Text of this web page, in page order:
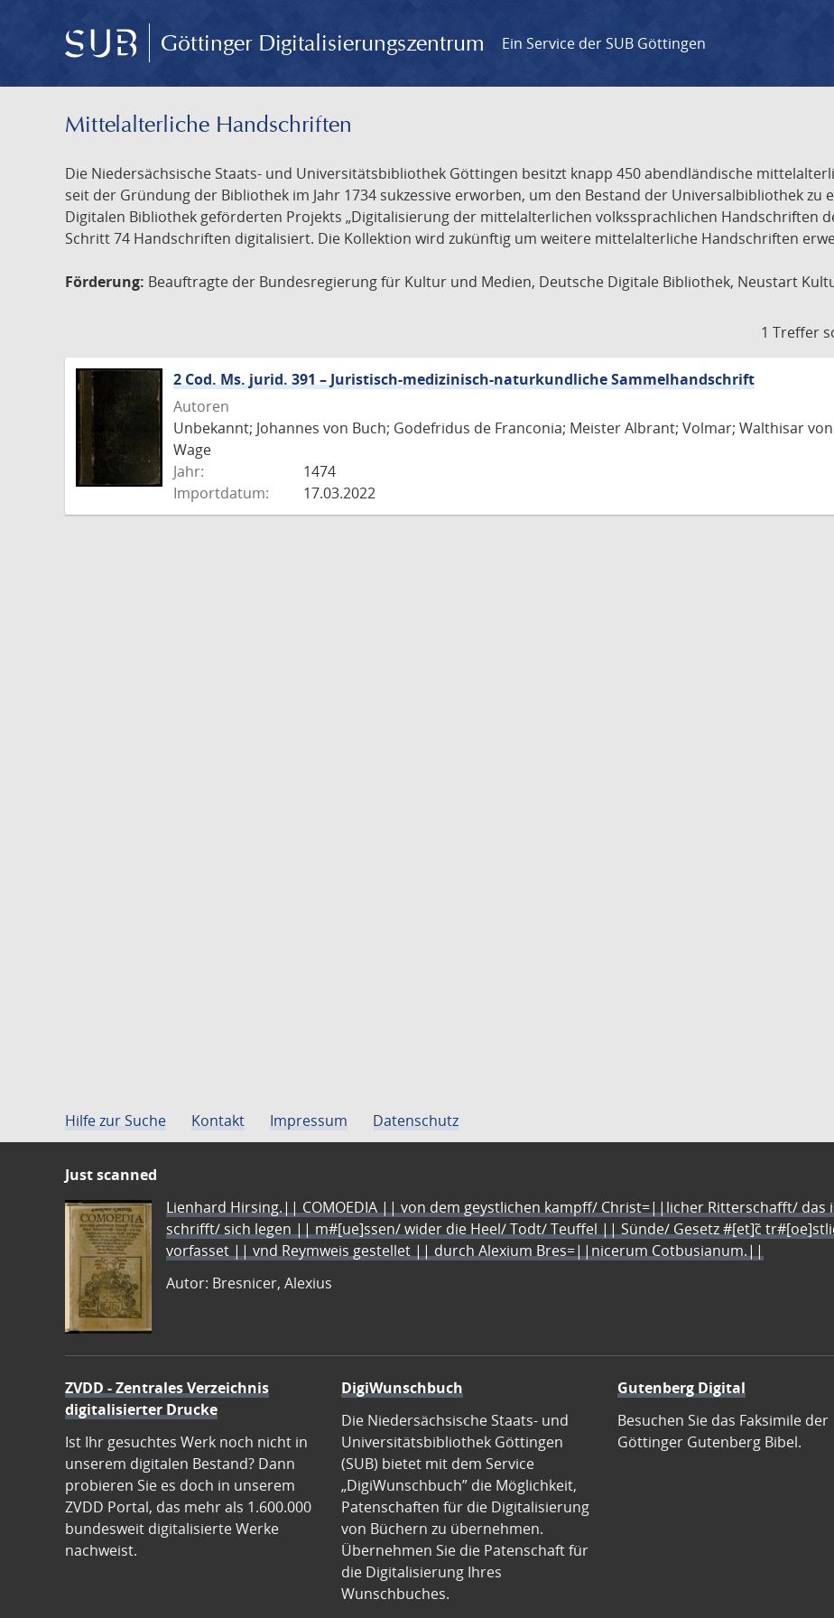
Göttinger Digitalisierungszentrum Ein Service der SUB Göttingen
Mittelalterliche Handschriften
Die Niedersächsische Staats- und Universitätsbibliothek Göttingen besitzt knapp 450 abendländische
seit der Gründung der Bibliothek im Jahr 1734 sukzessive erworben, um den Bestand der Universalbibliothek zu
Digitalen Bibliothek geförderten Projekts „Digitalisierung der mittelalterlichen volkssprachlichen Handschriften
Schritt 74 Handschriften digitalisiert. Die Kollektion wird zukünftig um weitere mittelalterliche Handschriften
Förderung: Beauftragte der Bundesregierung für Kultur und Medien, Deutsche Digitale Bibliothek, Neustart
1 Treffer
2 Cod. Ms. jurid. 391 – Juristisch-medizinisch-naturkundliche Sammelhandschrift
Autoren
Unbekannt; Johannes von Buch; Godefridus de Franconia; Meister Albrant; Volmar; Walthisar
Wage
Jahr:
1474
Importdatum:
17.03.2022
Hilfe zur Suche Kontakt Impressum Datenschutz
Just scanned
Lienhard Hirsing.|| COMOEDIA || von dem geystlichen kampff/ Christ=||licher Ritterschafft/
schrifft/ sich legen || m#[ue]ssen/ wider die Heel/ Todt/ Teuffel || Sünde/ Gesetz #[et]c̃
vorfasset || vnd Reymweis gestellet || durch Alexium Bres=||nicerum Cotbusianum.||
Autor: Bresnicer, Alexius
ZVDD - Zentrales Verzeichnis
digitalisierter Drucke
Ist Ihr gesuchtes Werk noch nicht in
unserem digitalen Bestand? Dann
probieren Sie es doch in unserem
ZVDD Portal, das mehr als 1.600.000
bundesweit digitalisierte Werke
nachweist.
DigiWunschbuch
Die Niedersächsische Staats- und
Universitätsbibliothek Göttingen
(SUB) bietet mit dem Service
„DigiWunschbuch” die Möglichkeit,
Patenschaften für die Digitalisierung
von Büchern zu übernehmen.
Übernehmen Sie die Patenschaft für
die Digitalisierung Ihres
Wunschbuches.
Gutenberg Digital
Besuchen Sie das Faksimile der
Göttinger Gutenberg Bibel.